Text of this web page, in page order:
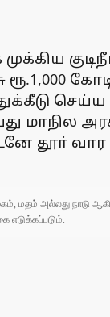
மாநில
தூா்
மதம் அல்லது நாடு
எடுக்கப்படும்.